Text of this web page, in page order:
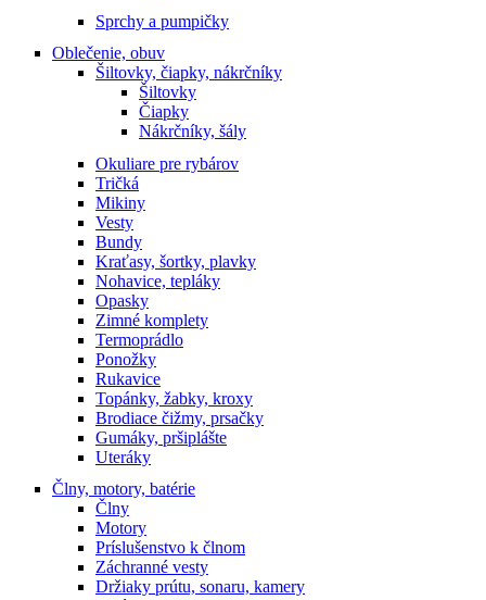
Sprchy a pumpičky
Oblečenie, obuv
Šiltovky, čiapky, nákrčníky
Šiltovky
Čiapky
Nákrčníky, šály
Okuliare pre rybárov
Tričká
Mikiny
Vesty
Bundy
Kraťasy, šortky, plavky
Nohavice, tepláky
Opasky
Zimné komplety
Termoprádlo
Ponožky
Rukavice
Topánky, žabky, kroxy
Brodiace čižmy, prsačky
Gumáky, pršiplášte
Uteráky
Člny, motory, batérie
Člny
Motory
Príslušenstvo k člnom
Záchranné vesty
Držiaky prútu, sonaru, kamery